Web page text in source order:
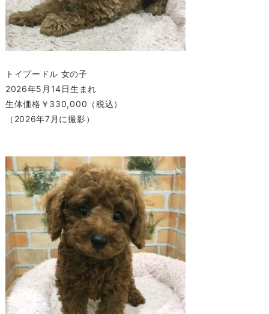
トイプードル 女の子
2026年5月14日生まれ
生体価格￥330,000（税込）
（2026年7月に撮影）